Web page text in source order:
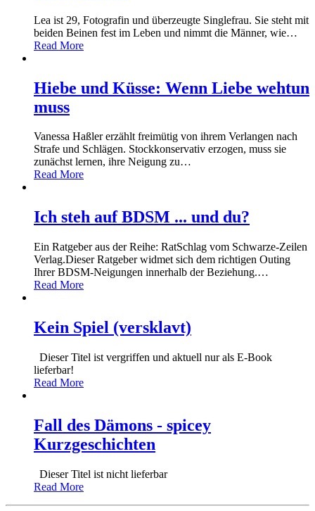
Lea ist 29, Fotografin und überzeugte Singlefrau. Sie steht mit
beiden Beinen fest im Leben und nimmt die Männer, wie…
Read More
Hiebe und Küsse: Wenn Liebe wehtun
muss
Vanessa Haßler erzählt freimütig von ihrem Verlangen nach
Strafe und Schlägen. Stockkonservativ erzogen, muss sie
zunächst lernen, ihre Neigung zu…
Read More
Ich steh auf BDSM ... und du?
Ein Ratgeber aus der Reihe: RatSchlag vom Schwarze-Zeilen
Verlag.Dieser Ratgeber widmet sich dem richtigen Outing
Ihrer BDSM-Neigungen innerhalb der Beziehung.…
Read More
Kein Spiel (versklavt)
Dieser Titel ist vergriffen und aktuell nur als E-Book
lieferbar!
Read More
Fall des Dämons - spicey
Kurzgeschichten
Dieser Titel ist nicht lieferbar
Read More